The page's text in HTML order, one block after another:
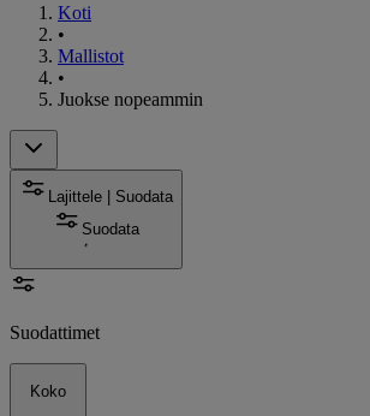
Koti
•
Mallistot
•
Juokse nopeammin
Lajittele | Suodata
Suodata
Suodattimet
Koko